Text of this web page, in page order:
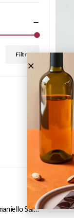
Filtra
Ormos Susumaniello Salento IGT Puglia 2025 Murciano Vini